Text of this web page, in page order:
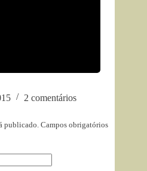
2 comentários
publicado. Campos obrigatórios